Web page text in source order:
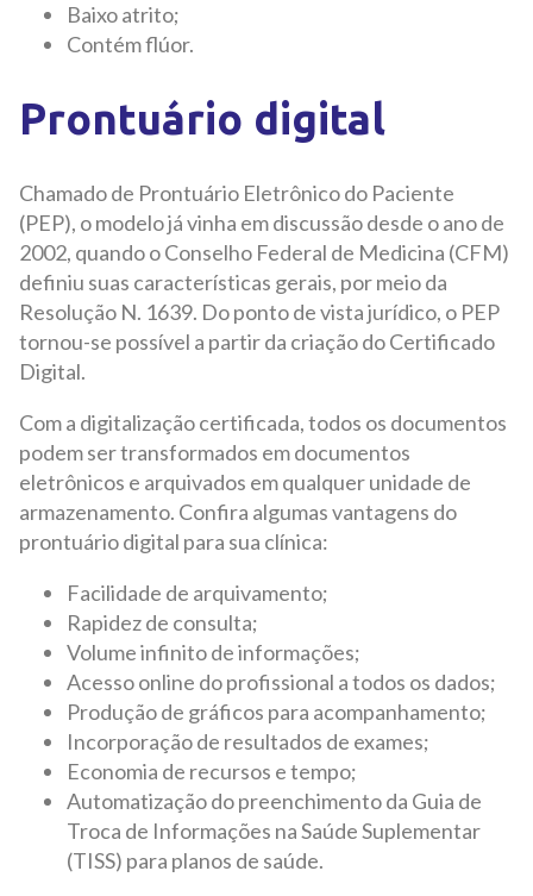
Baixo atrito;
Contém flúor.
Prontuário digital
Chamado de Prontuário Eletrônico do Paciente
(PEP), o modelo já vinha em discussão desde o ano de
2002, quando o Conselho Federal de Medicina (CFM)
definiu suas características gerais, por meio da
Resolução N. 1639. Do ponto de vista jurídico, o PEP
tornou-se possível a partir da criação do Certificado
Digital.
Com a digitalização certificada, todos os documentos
podem ser transformados em documentos
eletrônicos e arquivados em qualquer unidade de
armazenamento. Confira algumas vantagens do
prontuário digital para sua clínica:
Facilidade de arquivamento;
Rapidez de consulta;
Volume infinito de informações;
Acesso online do profissional a todos os dados;
Produção de gráficos para acompanhamento;
Incorporação de resultados de exames;
Economia de recursos e tempo;
Automatização do preenchimento da Guia de
Troca de Informações na Saúde Suplementar
(TISS) para planos de saúde.